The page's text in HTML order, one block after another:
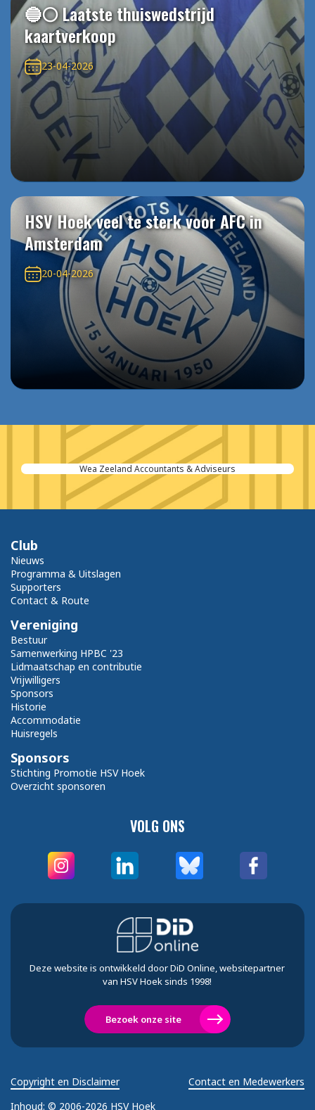
🔵⚪️ Laatste thuiswedstrijd
kaartverkoop
23-04-2026
HSV Hoek veel te sterk voor AFC in
Amsterdam
20-04-2026
Wea Zeeland Accountants & Adviseurs
VOLG ONS
Club
Nieuws
Programma & Uitslagen
Supporters
Contact & Route
Vereniging
Bestuur
Samenwerking HPBC '23
Lidmaatschap en contributie
Vrijwilligers
Sponsors
Historie
Accommodatie
Huisregels
Sponsors
Stichting Promotie HSV Hoek
Overzicht sponsoren
Deze website is ontwikkeld door DiD Online, websitepartner
van HSV Hoek sinds 1998!
Bezoek onze site
Inhoud: © 2006-2026 HSV Hoek
Copyright en Disclaimer Contact en Medewerkers